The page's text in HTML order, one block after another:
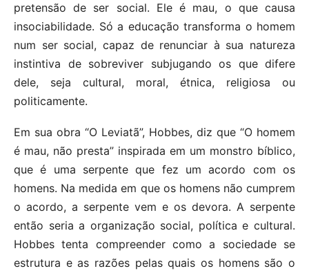
pretensão de ser social. Ele é mau, o que causa
insociabilidade. Só a educação transforma o homem
num ser social, capaz de renunciar à sua natureza
instintiva de sobreviver subjugando os que difere
dele, seja cultural, moral, étnica, religiosa ou
politicamente.
Em sua obra “O Leviatã”, Hobbes, diz que “O homem
é mau, não presta” inspirada em um monstro bíblico,
que é uma serpente que fez um acordo com os
homens. Na medida em que os homens não cumprem
o acordo, a serpente vem e os devora. A serpente
então seria a organização social, política e cultural.
Hobbes tenta compreender como a sociedade se
estrutura e as razões pelas quais os homens são o